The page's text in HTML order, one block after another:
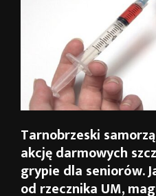
Tarnobrzeski
akcję darmowych
grypie dla seniorów.
od rzecznika UM,